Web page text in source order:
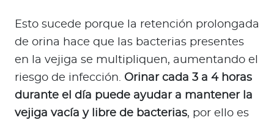
Esto sucede porque la retención prolongada
de orina hace que las bacterias presentes
en la vejiga se multipliquen, aumentando el
riesgo de infección. Orinar cada 3 a 4 horas
durante el día puede ayudar a mantener la
vejiga vacía y libre de bacterias, por ello es